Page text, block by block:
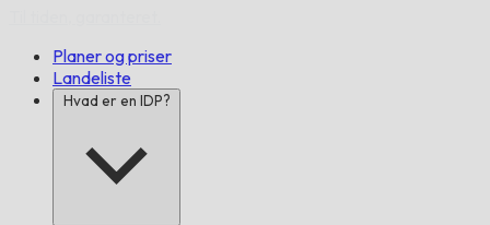
Planer og priser
Landeliste
Hvad er en IDP?